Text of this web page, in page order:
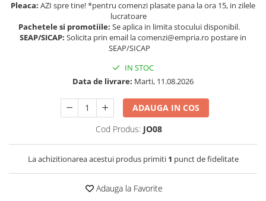
Puericultura mare
Somnul bebelusului
Ingrijire bebe si mama
Igiena si ingrijire bebelusi
Diversificare bebelusi
Pleaca: AZI spre tine! *pentru comenzi plasate pana la ora 15, in zilele
lucratoare
Pachetele si promotiile: Se aplica in limita stocului disponibil.
SEAP/SICAP: Solicita prin email la comenzi@empria.ro postare in
SEAP/SICAP
IN STOC
Data de livrare: Marti, 11.08.2026
ADAUGA IN COS
Cod Produs: JO08
La achizitionarea acestui produs primiti 1 punct de fidelitate
Adauga la Favorite